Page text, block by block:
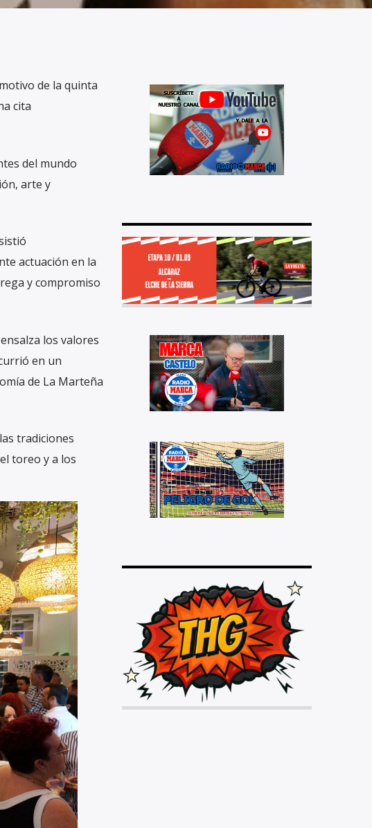
de la quinta
cita
del mundo
arte y
actuación en la
y compromiso
los valores
en un
de La Marteña
tradiciones
toreo y a los